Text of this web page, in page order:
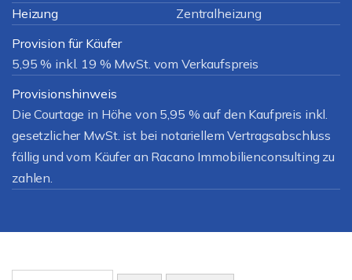
Heizung
Zentralheizung
Provision für Käufer
5,95 % inkl. 19 % MwSt. vom Verkaufspreis
Provisionshinweis
Die Courtage in Höhe von 5,95 % auf den Kaufpreis inkl.
gesetzlicher MwSt. ist bei notariellem Vertragsabschluss
fällig und vom Käufer an Racano Immobilienconsulting zu
zahlen.